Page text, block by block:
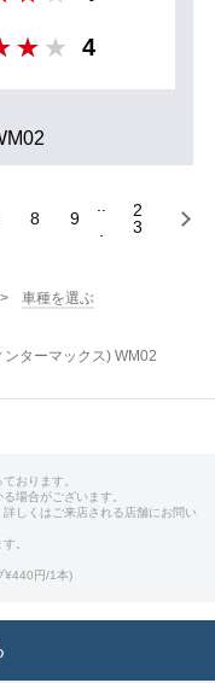
4
8 9
2
3
車種を選ぶ
ターマックス) WM02
おります。
場合がございます。
しくはご来店される店舗にお問い
。
¥440円/1本)